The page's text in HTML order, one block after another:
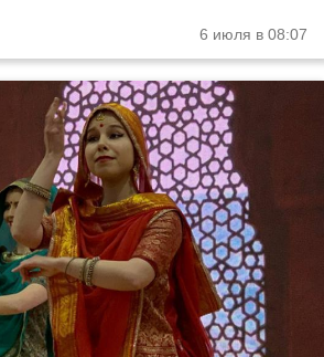
6 июля в 08:07